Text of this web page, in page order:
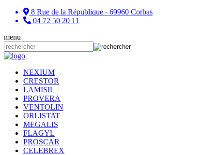
8 Rue de la République - 69960 Corbas
04 72 50 20 11
menu
NEXIUM
CRESTOR
LAMISIL
PROVERA
VENTOLIN
ORLISTAT
MEGALIS
FLAGYL
PROSCAR
CELEBREX